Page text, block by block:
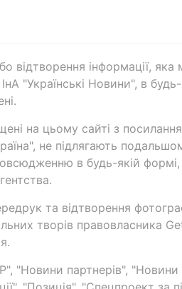
відтворення інформації, яка
"Українські Новини", в
на цьому сайті з
не підлягають
в будь-якій формі,
та відтворення
творів правовласника
"Новини партнерів", "Новини